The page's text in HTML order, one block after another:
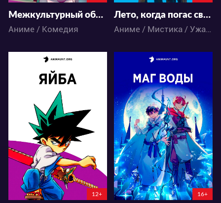
Межкультурный обмен с девушкой у игровых автоматов
Аниме / Комедия
Лето, когда погас свет
Аниме / Мистика / Ужасы
21256
57 30
12+
54764
84 69
16+